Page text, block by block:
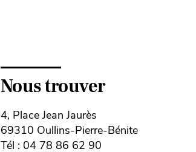
Nous trouver
4, Place Jean Jaurès
69310 Oullins-Pierre-Bénite
Tél : 04 78 86 62 90